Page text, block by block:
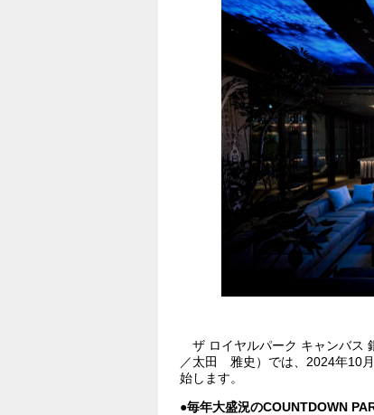
ザ ロイヤルパーク キャンバス
／太田 雅史）では、2024年10
始します。
●毎年大盛況のCOUNTDOWN